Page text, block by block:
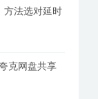
方法选对延时
克网盘共享